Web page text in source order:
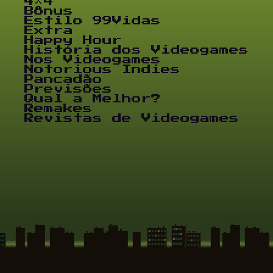
Bônus
Estilo 99Vidas
Extra
Happy Hour
História dos Videogames
Nos Videogames
Notorious Indies
Pancadão
Previsões
Qual a Melhor?
Remakes
Revistas de Videogames